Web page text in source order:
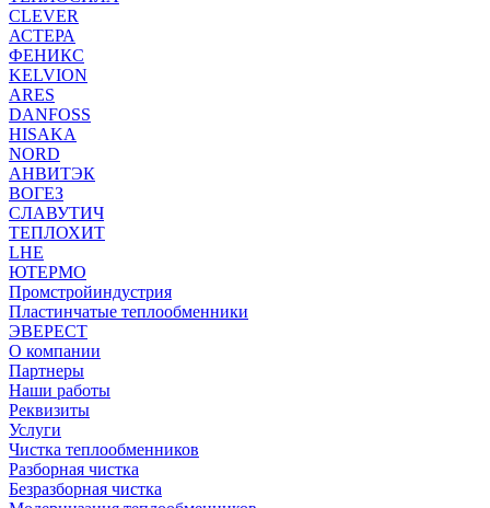
CLEVER
АСТЕРА
ФЕНИКС
KELVION
ARES
DANFOSS
HISAKA
NORD
АНВИТЭК
ВОГЕЗ
СЛАВУТИЧ
ТЕПЛОХИТ
LHE
ЮТЕРМО
Промстройиндустрия
Пластинчатые теплообменники
ЭВЕРЕСТ
О компании
Партнеры
Наши работы
Реквизиты
Услуги
Чистка теплообменников
Разборная чистка
Безразборная чистка